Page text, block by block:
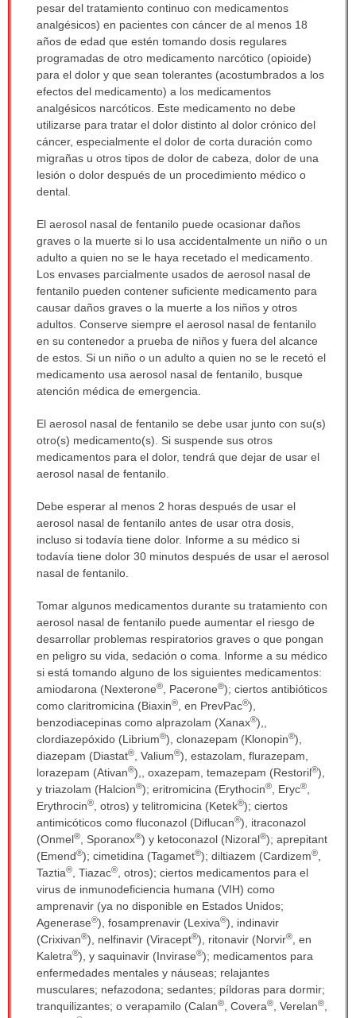
pesar del tratamiento continuo con medicamentos
analgésicos) en pacientes con cáncer de al menos 18
años de edad que estén tomando dosis regulares
programadas de otro medicamento narcótico (opioide)
para el dolor y que sean tolerantes (acostumbrados a los
efectos del medicamento) a los medicamentos
analgésicos narcóticos. Este medicamento no debe
utilizarse para tratar el dolor distinto al dolor crónico del
cáncer, especialmente el dolor de corta duración como
migrañas u otros tipos de dolor de cabeza, dolor de una
lesión o dolor después de un procedimiento médico o
dental.
El aerosol nasal de fentanilo puede ocasionar daños
graves o la muerte si lo usa accidentalmente un niño o un
adulto a quien no se le haya recetado el medicamento.
Los envases parcialmente usados de aerosol nasal de
fentanilo pueden contener suficiente medicamento para
causar daños graves o la muerte a los niños y otros
adultos. Conserve siempre el aerosol nasal de fentanilo
en su contenedor a prueba de niños y fuera del alcance
de estos. Si un niño o un adulto a quien no se le recetó el
medicamento usa aerosol nasal de fentanilo, busque
atención médica de emergencia.
El aerosol nasal de fentanilo se debe usar junto con su(s)
otro(s) medicamento(s). Si suspende sus otros
medicamentos para el dolor, tendrá que dejar de usar el
aerosol nasal de fentanilo.
Debe esperar al menos 2 horas después de usar el
aerosol nasal de fentanilo antes de usar otra dosis,
incluso si todavía tiene dolor. Informe a su médico si
todavía tiene dolor 30 minutos después de usar el aerosol
nasal de fentanilo.
Tomar algunos medicamentos durante su tratamiento con
aerosol nasal de fentanilo puede aumentar el riesgo de
desarrollar problemas respiratorios graves o que pongan
en peligro su vida, sedación o coma. Informe a su médico
si está tomando alguno de los siguientes medicamentos:
amiodarona (Nexterone®, Pacerone®); ciertos antibióticos
como claritromicina (Biaxin®, en PrevPac®),
benzodiacepinas como alprazolam (Xanax®),,
clordiazepóxido (Librium®), clonazepam (Klonopin®),
diazepam (Diastat®, Valium®), estazolam, flurazepam,
lorazepam (Ativan®),, oxazepam, temazepam (Restoril®),
y triazolam (Halcion®); eritromicina (Erythocin®, Eryc®,
Erythrocin®, otros) y telitromicina (Ketek®); ciertos
antimicóticos como fluconazol (Diflucan®), itraconazol
(Onmel®, Sporanox®) y ketoconazol (Nizoral®); aprepitant
(Emend®); cimetidina (Tagamet®); diltiazem (Cardizem®,
Taztia®, Tiazac®, otros); ciertos medicamentos para el
virus de inmunodeficiencia humana (VIH) como
amprenavir (ya no disponible en Estados Unidos;
Agenerase®), fosamprenavir (Lexiva®), indinavir
(Crixivan®), nelfinavir (Viracept®), ritonavir (Norvir®, en
Kaletra®), y saquinavir (Invirase®); medicamentos para
enfermedades mentales y náuseas; relajantes
musculares; nefazodona; sedantes; píldoras para dormir;
tranquilizantes; o verapamilo (Calan®, Covera®, Verelan®,